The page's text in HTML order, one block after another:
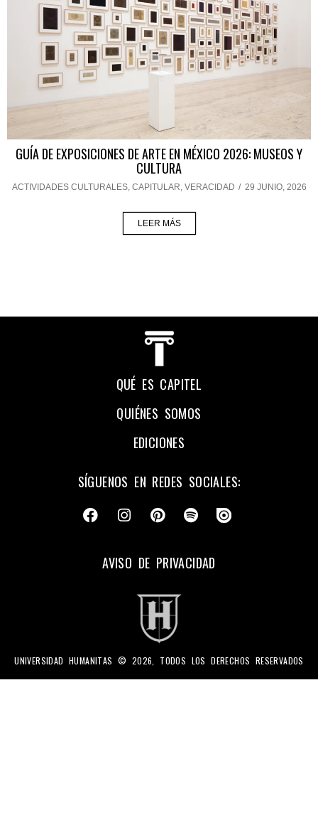
GUÍA DE EXPOSICIONES DE ARTE EN MÉXICO 2026: MUSEOS Y
CULTURA
ACTIVIDADES CULTURALES, CAPITULAR VERACIDAD / 29 JUNIO, 2026
LEER MÁS
QUÉ ES CAPITEL
QUIÉNES SOMOS
EDICIONES
SÍGUENOS EN REDES SOCIALES:
AVISO DE PRIVACIDAD
UNIVERSIDAD HUMANITAS © 2026, TODOS LOS DERECHOS RESERVADOS